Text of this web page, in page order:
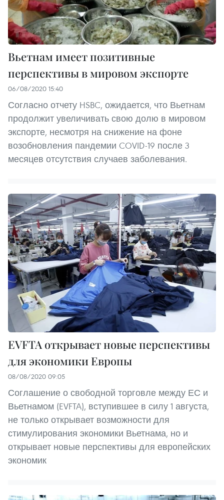
Вьетнам имеет позитивные
перспективы в мировом экспорте
06/08/2020 15:40
Согласно отчету HSBC, ожидается, что Вьетнам
продолжит увеличивать свою долю в мировом
экспорте, несмотря на снижение на фоне
возобновления пандемии COVID-19 после 3
месяцев отсутствия случаев заболевания.
EVFTA открывает новые перспективы
для экономики Европы
08/08/2020 09:05
Соглашение о свободной торговле между ЕС и
Вьетнамом (EVFTA), вступившее в силу 1 августа,
не только открывает возможности для
стимулирования экономики Вьетнама, но и
открывает новые перспективы для европейских
экономик